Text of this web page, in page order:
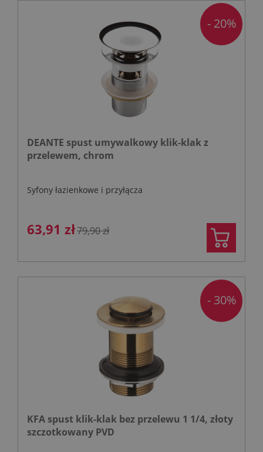
DEANTE spust umywalkowy klik-klak z
przelewem, chrom
Syfony łazienkowe i przyłącza
63,91 zł79,90 zł
- 20%
KFA spust klik-klak bez przelewu 1 1/4, złoty
szczotkowany PVD
- 30%